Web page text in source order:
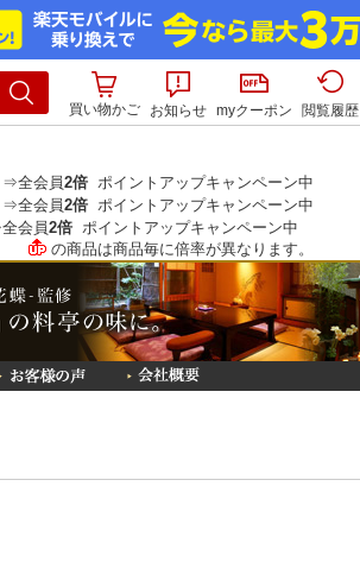
買い物かご
お知らせ myクーポン 閲覧履歴
⇒全会員2倍 ポイントアップキャンペーン中
⇒全会員2倍 ポイントアップキャンペーン中
会員2倍 ポイントアップキャンペーン中
の商品は商品毎に倍率が異なります。
お支払 お客様の声